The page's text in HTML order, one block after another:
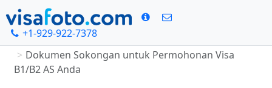
+1-929-922-7378
Rumah
Pembuat Foto Visa AS Online
Dokumen Sokongan untuk Permohonan Visa
B1/B2 AS Anda